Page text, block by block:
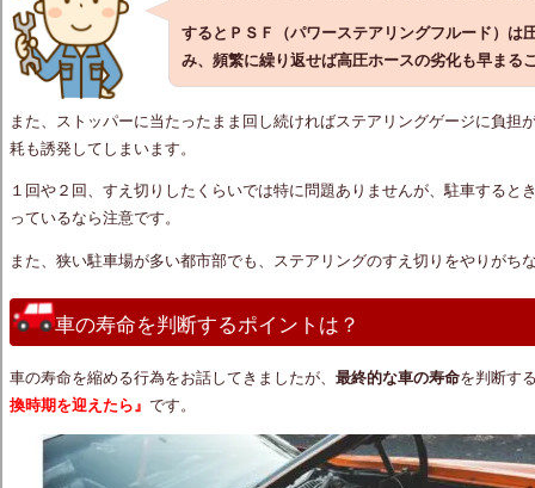
するとＰＳＦ（パワーステアリングフルード）は
み、頻繁に繰り返せば高圧ホースの劣化も早まる
また、ストッパーに当たったまま回し続ければステアリングゲージに負担
耗も誘発してしまいます。
１回や２回、すえ切りしたくらいでは特に問題ありませんが、駐車すると
っているなら注意です。
また、狭い駐車場が多い都市部でも、ステアリングのすえ切りをやりがち
車の寿命を判断するポイントは？
車の寿命を縮める行為をお話してきましたが、 最終的な車の寿命を判断す
換時期を迎えたら』 です。